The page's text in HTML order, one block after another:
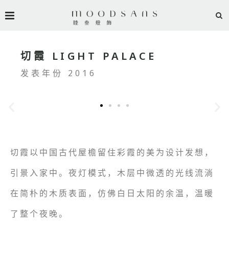
切霞 LIGHT PALACE
发表年份 2016
切霞以中国古代屋檐留住彩霞的美为设计发想，
引景入家中。夜灯模式，木层中微透的光线流淌
在简朴的木质表面，仿佛白日太阳的余温，温暖
了整个夜晚。